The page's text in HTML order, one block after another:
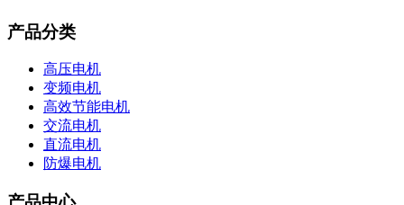
产品分类
高压电机
变频电机
高效节能电机
交流电机
直流电机
防爆电机